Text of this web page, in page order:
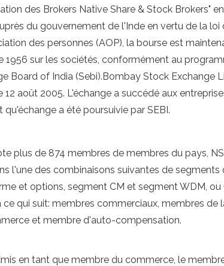
des Brokers Native Share & Stock Brokers"
du gouvernement de l'Inde en vertu de la
des personnes (AOP), la bourse est
1956 sur les sociétés, conformément au
Board of India (Sebi).Bombay Stock
12 août 2005. L'échange a succédé aux
a été poursuivie par SEBI.
plus de 874 membres de membres du pays,
l'une des combinaisons suivantes de
et options, segment CM et segment WDM,
qui suit: membres commerciaux, membres
et membre d'auto-compensation.
en tant que membre du commerce, le